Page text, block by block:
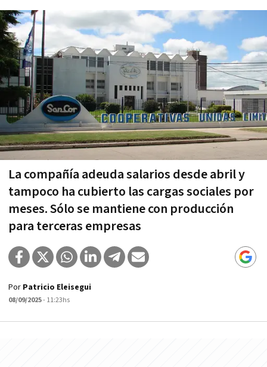
La compañía adeuda salarios desde abril y
tampoco ha cubierto las cargas sociales por
meses. Sólo se mantiene con producción
para terceras empresas
Por Patricio Eleisegui
08/09/2025- 11:23hs